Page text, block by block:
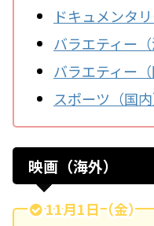
ドキュメンタリ
バラエティー（
バラエティー（
スポーツ（国内
映画（海外）
11月1日（金）